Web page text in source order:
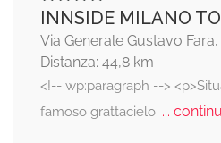
INNSIDE MILANO
Via Generale Gustavo
Distanza: 44,8 km
<!-- wp:paragraph -->
famoso grattacielo...